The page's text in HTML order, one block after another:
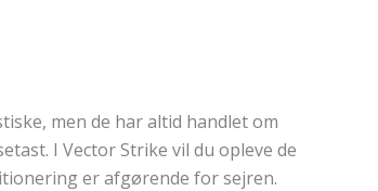
men de har altid handlet om
I Vector Strike vil du opleve de
er afgørende for sejren.